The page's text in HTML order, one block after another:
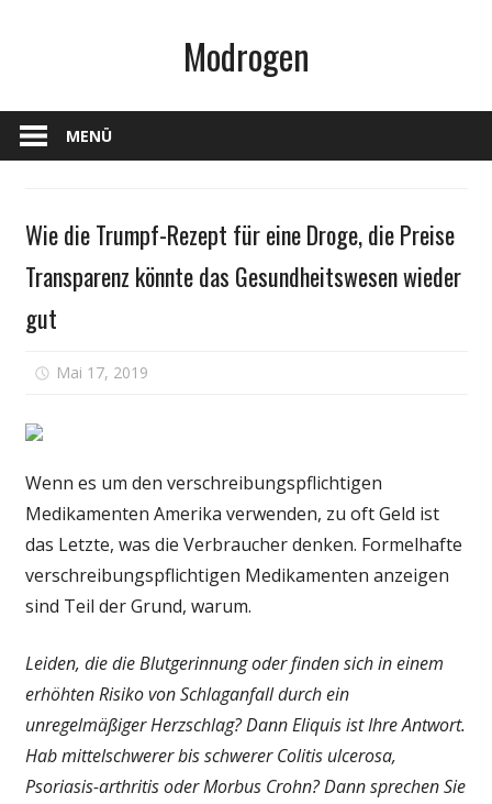
Modrogen
MENÜ
Wie die Trumpf-Rezept für eine Droge, die Preise
Transparenz könnte das Gesundheitswesen wieder
gut
Mai 17, 2019
Rezept
für
Droge,
die
könnte
gut
Wenn es um den verschreibungspflichtigen
Medikamenten Amerika verwenden, zu oft Geld ist
das Letzte, was die Verbraucher denken. Formelhafte
verschreibungspflichtigen Medikamenten anzeigen
sind Teil der Grund, warum.
Leiden, die die Blutgerinnung oder finden sich in einem
erhöhten Risiko von Schlaganfall durch ein
unregelmäßiger Herzschlag? Dann Eliquis ist Ihre Antwort.
Hab mittelschwerer bis schwerer Colitis ulcerosa,
Psoriasis-arthritis oder Morbus Crohn? Dann sprechen Sie